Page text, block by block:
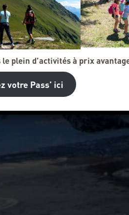
le plein d’activités à prix
votre Pass’ ici